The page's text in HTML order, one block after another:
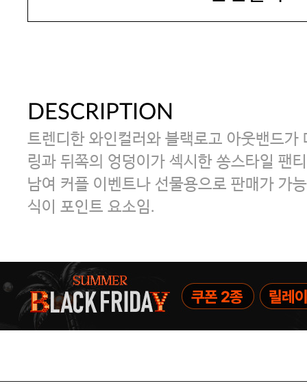
DESCRIPTION
트렌디한 와인컬러와 블랙로고 아웃밴드가
링과 뒤쪽의 엉덩이가 섹시한 쏭스타일 팬티
남여 커플 이벤트나 선물용으로 판매가 가
식이 포인트 요소임.